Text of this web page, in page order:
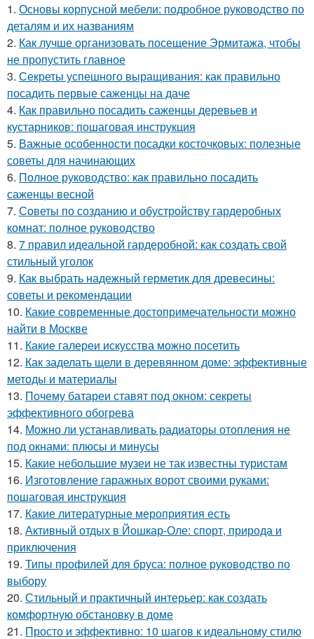
1. Основы корпусной мебели: подробное руководство по
деталям и их названиям
2. Как лучше организовать посещение Эрмитажа, чтобы
не пропустить главное
3. Секреты успешного выращивания: как правильно
посадить первые саженцы на даче
4. Как правильно посадить саженцы деревьев и
кустарников: пошаговая инструкция
5. Важные особенности посадки косточковых: полезные
советы для начинающих
6. Полное руководство: как правильно посадить
саженцы весной
7. Советы по созданию и обустройству гардеробных
комнат: полное руководство
8. 7 правил идеальной гардеробной: как создать свой
стильный уголок
9. Как выбрать надежный герметик для древесины:
советы и рекомендации
10. Какие современные достопримечательности можно
найти в Москве
11. Какие галереи искусства можно посетить
12. Как заделать щели в деревянном доме: эффективные
методы и материалы
13. Почему батареи ставят под окном: секреты
эффективного обогрева
14. Можно ли устанавливать радиаторы отопления не
под окнами: плюсы и минусы
15. Какие небольшие музеи не так известны туристам
16. Изготовление гаражных ворот своими руками:
пошаговая инструкция
17. Какие литературные мероприятия есть
18. Активный отдых в Йошкар-Оле: спорт, природа и
приключения
19. Типы профилей для бруса: полное руководство по
выбору
20. Стильный и практичный интерьер: как создать
комфортную обстановку в доме
21. Просто и эффективно: 10 шагов к идеальному стилю